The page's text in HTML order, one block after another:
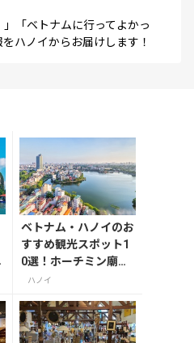
」「ベトナムに行ってよかっ
ハノイからお届けします！
ベトナム・ハノイのお
すすめ観光スポット1
0選！ホーチミン廟や
ハロン湾など名所を巡
ハノイ